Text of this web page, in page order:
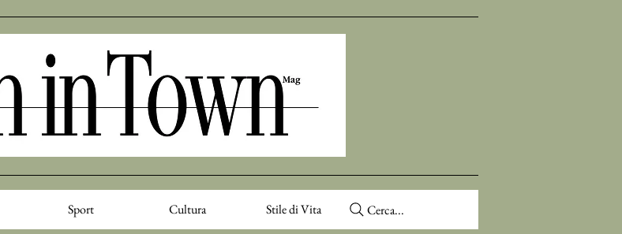
Sport Cultura Stile di Vita Cerca...